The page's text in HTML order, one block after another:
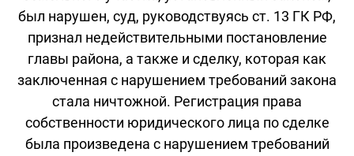
был нарушен, суд, руководствуясь ст. 13 ГК РФ,
признал недействительными постановление
главы района, а также и сделку, которая как
заключенная с нарушением требований закона
стала ничтожной. Регистрация права
собственности юридического лица по сделке
была произведена с нарушением требований